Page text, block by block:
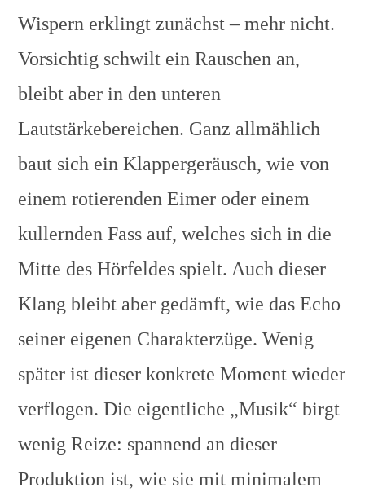
Wispern erklingt zunächst – mehr nicht.
Vorsichtig schwilt ein Rauschen an,
bleibt aber in den unteren
Lautstärkebereichen. Ganz allmählich
baut sich ein Klappergeräusch, wie von
einem rotierenden Eimer oder einem
kullernden Fass auf, welches sich in die
Mitte des Hörfeldes spielt. Auch dieser
Klang bleibt aber gedämft, wie das Echo
seiner eigenen Charakterzüge. Wenig
später ist dieser konkrete Moment wieder
verflogen. Die eigentliche „Musik“ birgt
wenig Reize: spannend an dieser
Produktion ist, wie sie mit minimalem